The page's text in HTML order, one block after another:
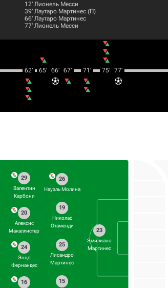
12‎’‎ Лионель Месси
39‎’‎ Лаутаро Мартинес (П)
66‎’‎ Лаутаро Мартинес
77‎’‎ Лионель Месси
62‎’‎ 65‎’‎ 66‎’‎ 67‎’‎ 71‎’‎ 75‎’‎ 77‎’‎
23
Эмилиано
Мартинес
26
Науэль Молина
19
Николас
Отаменди
25
Лисандро
Мартинес
15
29
Валентин
Карбони
20
Алексис
Макаллистер
24
Энцо
Фернандес
16